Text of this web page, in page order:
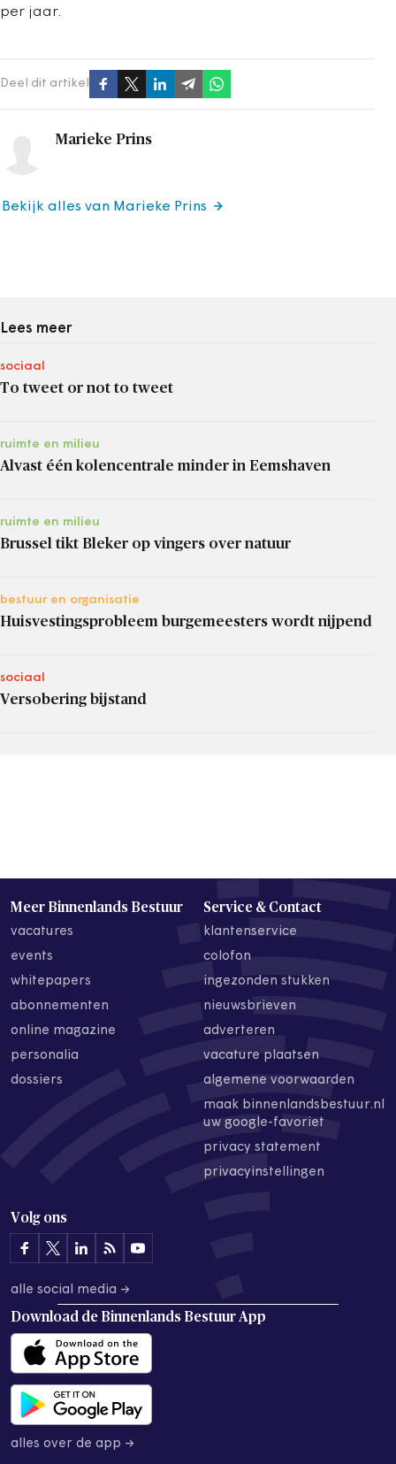
per jaar.
Deel dit artikel
Marieke Prins
Bekijk alles van Marieke Prins
Lees meer
sociaal
To tweet or not to tweet
ruimte en milieu
Alvast één kolencentrale minder in Eemshaven
ruimte en milieu
Brussel tikt Bleker op vingers over natuur
bestuur en organisatie
Huisvestingsprobleem burgemeesters wordt nijpend
sociaal
Versobering bijstand
Meer Binnenlands Bestuur
vacatures
events
whitepapers
abonnementen
online magazine
personalia
dossiers
Service & Contact
klantenservice
colofon
ingezonden stukken
nieuwsbrieven
adverteren
vacature plaatsen
algemene voorwaarden
maak binnenlandsbestuur.nl
uw google-favoriet
privacy statement
privacyinstellingen
Volg ons
alle social media →
Download de Binnenlands Bestuur App
alles over de app →